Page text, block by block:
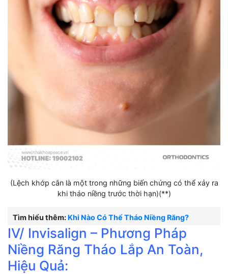
(Lệch khớp cắn là một trong những biến chứng có thể xảy ra
khi tháo niềng trước thời hạn)(**)
Tìm hiểu thêm: Khi Nào Có Thể Tháo Niềng Răng?
IV/ Invisalign – Phương Pháp
Niềng Răng Tháo Lắp An Toàn,
Hiệu Quả: